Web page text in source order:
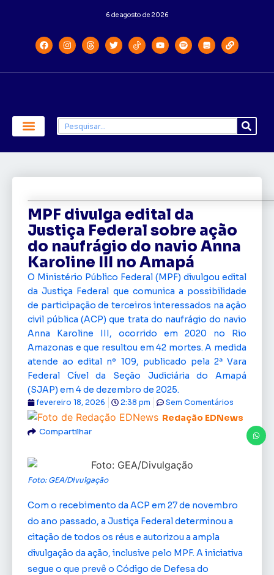
6 de agosto de 2026
MPF divulga edital da
Justiça Federal sobre ação
do naufrágio do navio Anna
Karoline III no Amapá
O Ministério Público Federal (MPF) divulgou edital
da Justiça Federal que comunica a possibilidade
de participação de terceiros interessados na ação
civil pública (ACP) que trata do naufrágio do navio
Anna Karoline III, ocorrido em 2020 no Rio
Amazonas e que resultou em 42 mortes. A medida
atende ao edital nº 109, publicado pela 2ª Vara
Federal Cível da Seção Judiciária do Amapá
(SJAP) em 4 de dezembro de 2025.
Redação EDNews
fevereiro 18, 2026 2:38 pm Sem Comentários
Compartilhar
Foto: GEA/Divulgação
Com o recebimento da ACP em 27 de novembro
do ano passado, a Justiça Federal determinou a
citação de todos os réus e autorizou a ampla
divulgação da ação, inclusive pelo MPF. A iniciativa
segue o que prevê o Código de Defesa do